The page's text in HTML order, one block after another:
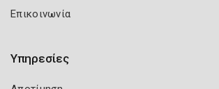
Επικοινωνία
Υπηρεσίες